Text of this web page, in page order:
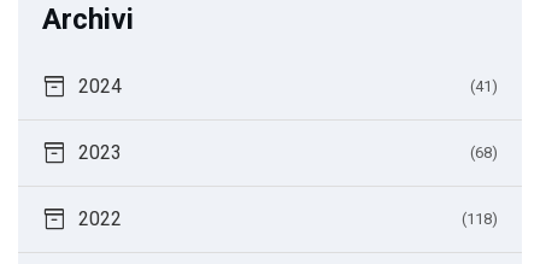
Archivi
inventory_2 2024 (41)
inventory_2 2023 (68)
inventory_2 2022 (118)